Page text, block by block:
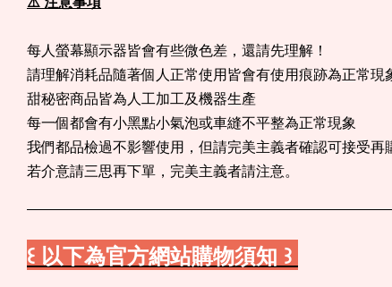
每人螢幕顯示器皆會有些微色差，還請先理解！
請理解消耗品隨著個人正常使用皆會有使用痕跡為正常現
甜秘密商品皆為人工加工及機器生產
每一個都會有小黑點小氣泡或車縫不平整為正常現象
我們都品檢過不影響使用，但請完美主義者確認可接受再
若介意請三思再下單，完美主義者請注意。
꒰ 以下為官方網站購物須知 ꒱